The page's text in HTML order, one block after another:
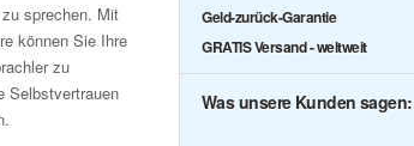
sprechen. Mit
können Sie Ihre
zu
Selbstvertrauen
Geld-zurück-Garantie
GRATIS Versand - weltweit
Was unsere Kunden sagen: